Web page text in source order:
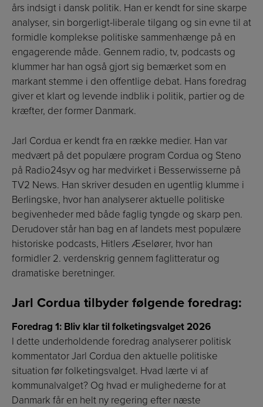
års indsigt i dansk politik. Han er kendt for sine skarpe
analyser, sin borgerligt-liberale tilgang og sin evne til at
formidle komplekse politiske sammenhænge på en
engagerende måde. Gennem radio, tv, podcasts og
klummer har han også gjort sig bemærket som en
markant stemme i den offentlige debat. Hans foredrag
giver et klart og levende indblik i politik, partier og de
kræfter, der former Danmark.
Jarl Cordua er kendt fra en række medier. Han var
medvært på det populære program Cordua og Steno
på Radio24syv og har medvirket i Besserwisserne på
TV2 News. Han skriver desuden en ugentlig klumme i
Berlingske, hvor han analyserer aktuelle politiske
begivenheder med både faglig tyngde og skarp pen.
Derudover står han bag en af landets mest populære
historiske podcasts, Hitlers Æselører, hvor han
formidler 2. verdenskrig gennem faglitteratur og
dramatiske beretninger.
Jarl Cordua tilbyder følgende foredrag:
Foredrag 1: Bliv klar til folketingsvalget 2026
I dette underholdende foredrag analyserer politisk
kommentator Jarl Cordua den aktuelle politiske
situation før folketingsvalget. Hvad lærte vi af
kommunalvalget? Og hvad er mulighederne for at
Danmark får en helt ny regering efter næste